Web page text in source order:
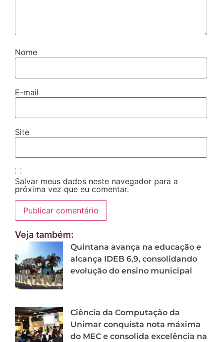
Nome
E-mail
Site
Salvar meus dados neste navegador para a
próxima vez que eu comentar.
Veja também:
Quintana avança na educação e
alcança IDEB 6,9, consolidando
evolução do ensino municipal
Ciência da Computação da
Unimar conquista nota máxima
do MEC e consolida excelência na